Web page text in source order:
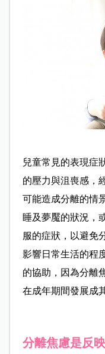
兒童常見的表現症
的壓力與沮喪感，
可能造成分離的情
睡及夢魘的狀況，
服的症狀，以避免
影響日常生活的程
的協助，因為分離
在成年期間發展成
分離焦慮是反